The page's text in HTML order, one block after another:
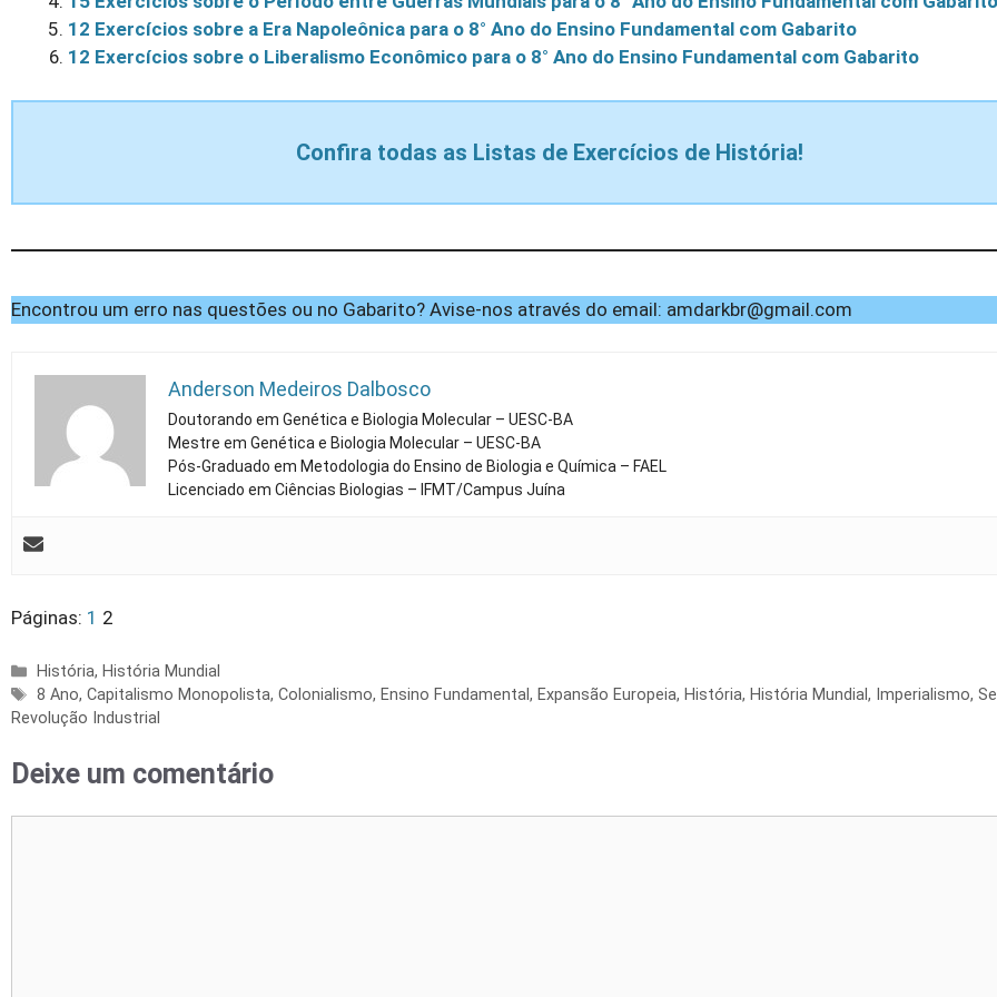
12 Exercícios sobre a Era Napoleônica para o 8° Ano do Ensino Fundamental com Gabarito
12 Exercícios sobre o Liberalismo Econômico para o 8° Ano do Ensino Fundamental com Gabarito
Confira todas as Listas de Exercícios de História!
Encontrou um erro nas questões ou no Gabarito? Avise-nos através do email: amdarkbr@gmail.com
Anderson Medeiros Dalbosco
Doutorando em Genética e Biologia Molecular – UESC-BA
Mestre em Genética e Biologia Molecular – UESC-BA
Pós-Graduado em Metodologia do Ensino de Biologia e Química – FAEL
Licenciado em Ciências Biologias – IFMT/Campus Juína
Páginas: 1 2
Categorias
História, História Mundial
Tags
8 Ano,Capitalismo Monopolista,Colonialismo, Ensino Fundamental, Expansão Europeia, História, História Mundial, Imperialismo,
Revolução Industrial
Deixe um comentário